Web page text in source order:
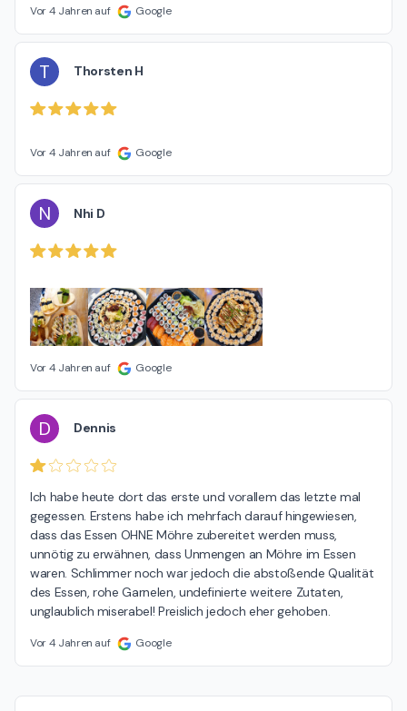
Vor 4 Jahren auf Google
T Thorsten H
Vor 4 Jahren auf Google
N Nhi D
Vor 4 Jahren auf Google
D Dennis
Ich habe heute dort das erste und vorallem das letzte mal
gegessen. Erstens habe ich mehrfach darauf hingewiesen,
dass das Essen OHNE Möhre zubereitet werden muss,
unnötig zu erwähnen, dass Unmengen an Möhre im Essen
waren. Schlimmer noch war jedoch die abstoßende Qualität
des Essen, rohe Garnelen, undefinierte weitere Zutaten,
unglaublich miserabel! Preislich jedoch eher gehoben.
Vor 4 Jahren auf Google